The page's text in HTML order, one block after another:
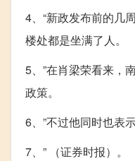
4、“新政发布前的几
楼处都是坐满了人。
5、”在肖梁荣看来，
政策。
6、”不过他同时也表
7、” （证券时报）。